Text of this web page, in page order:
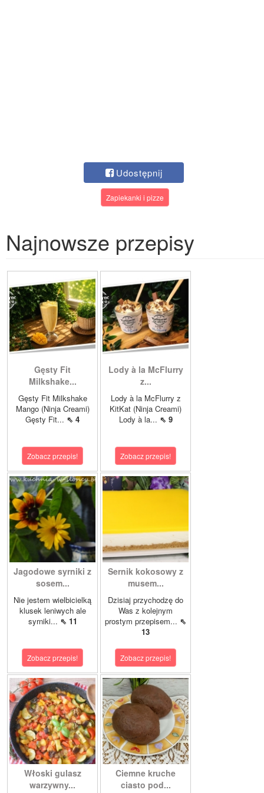
Udostępnij
Zapiekanki i pizze
Najnowsze przepisy
Gęsty Fit
Milkshake...
Gęsty Fit Milkshake
Mango (Ninja Creami)
Gęsty Fit... ⇖ 4
Zobacz przepis!
Lody à la McFlurry
z...
Lody à la McFlurry z
KitKat (Ninja Creami)
Lody à la... ⇖ 9
Zobacz przepis!
Jagodowe syrniki z
sosem...
Nie jestem wielbicielką
klusek leniwych ale
syrniki... ⇖ 11
Zobacz przepis!
Sernik kokosowy z
musem...
Dzisiaj przychodzę do
Was z kolejnym
prostym przepisem... ⇖
13
Zobacz przepis!
Włoski gulasz
warzywny...
Ciemne kruche
ciasto pod...